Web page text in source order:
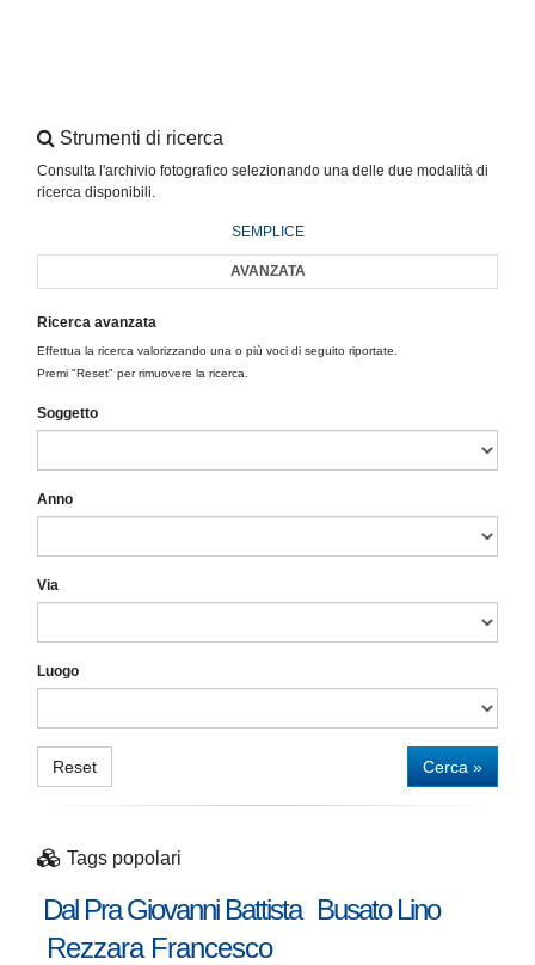
Strumenti di ricerca
Consulta l'archivio fotografico selezionando una delle due modalità di
ricerca disponibili.
SEMPLICE
AVANZATA
Ricerca avanzata
Effettua la ricerca valorizzando una o più voci di seguito riportate.
Premi "Reset" per rimuovere la ricerca.
Soggetto
Anno
Via
Luogo
Reset Cerca »
Tags popolari
Dal Pra Giovanni Battista Busato Lino
Rezzara Francesco